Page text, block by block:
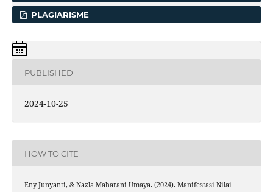
PLAGIARISME
PUBLISHED
2024-10-25
HOW TO CITE
Eny Junyanti, & Nazla Maharani Umaya. (2024). Manifestasi Nilai